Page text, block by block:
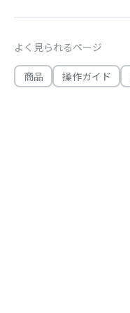
よく見られるページ
商品 操作ガイド